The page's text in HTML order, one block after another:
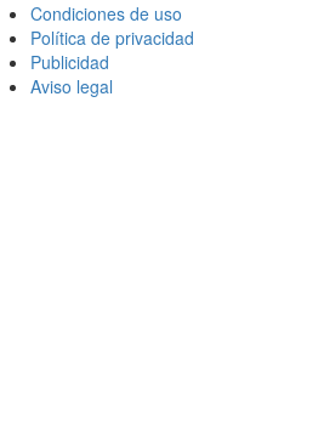
Condiciones de uso
Política de privacidad
Publicidad
Aviso legal